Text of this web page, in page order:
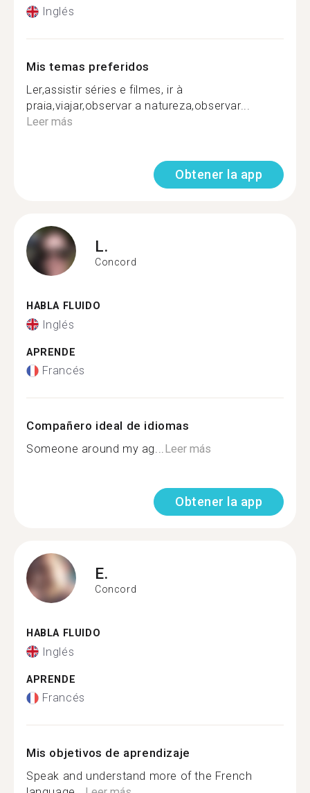
Inglés
Mis temas preferidos
Ler,assistir séries e filmes, ir à
praia,viajar,observar a natureza,observar...
Leer más
Obtener la app
L.
Concord
HABLA FLUIDO
Inglés
APRENDE
Francés
Compañero ideal de idiomas
Someone around my ag...Leer más
Obtener la app
E.
Concord
HABLA FLUIDO
Inglés
APRENDE
Francés
Mis objetivos de aprendizaje
Speak and understand more of the French